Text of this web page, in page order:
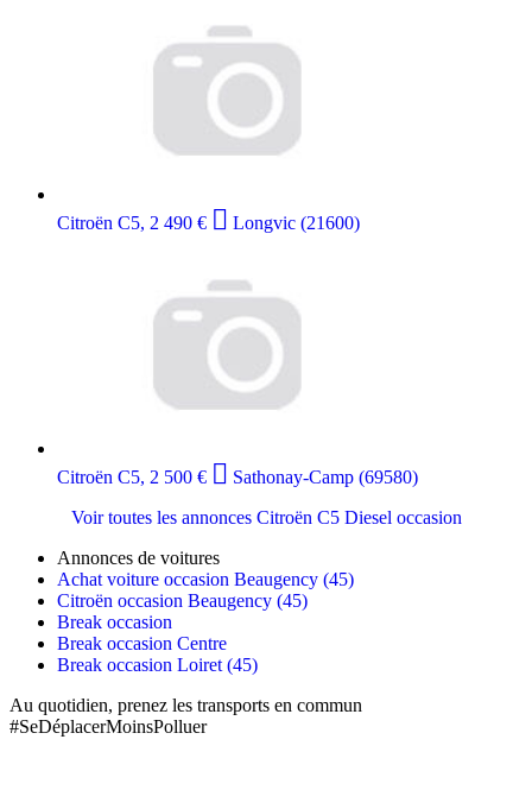
Citroën C5, 2 490 €  Longvic (21600)
Citroën C5, 2 500 €  Sathonay-Camp (69580)
Voir toutes les annonces Citroën C5 Diesel occasion
Annonces de voitures
Achat voiture occasion Beaugency (45)
Citroën occasion Beaugency (45)
Break occasion
Break occasion Centre
Break occasion Loiret (45)
Au quotidien, prenez les transports en commun
#SeDéplacerMoinsPolluer